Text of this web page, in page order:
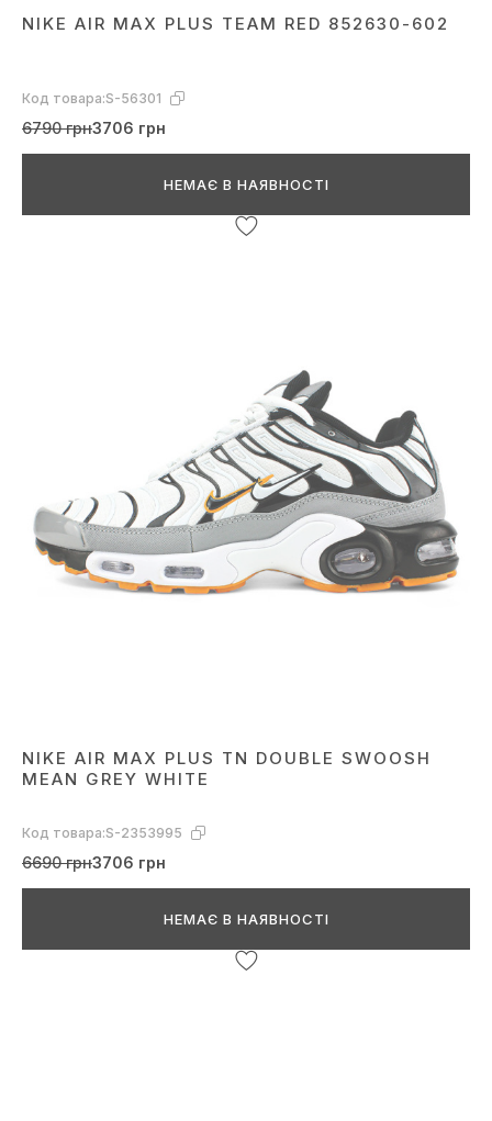
NIKE AIR MAX PLUS TEAM RED 852630-602
Код товара:S-56301
6790 грн3706 грн
НЕМАЄ В НАЯВНОСТІ
NIKE AIR MAX PLUS TN DOUBLE SWOOSH
MEAN GREY WHITE
Код товара:S-2353995
6690 грн3706 грн
НЕМАЄ В НАЯВНОСТІ